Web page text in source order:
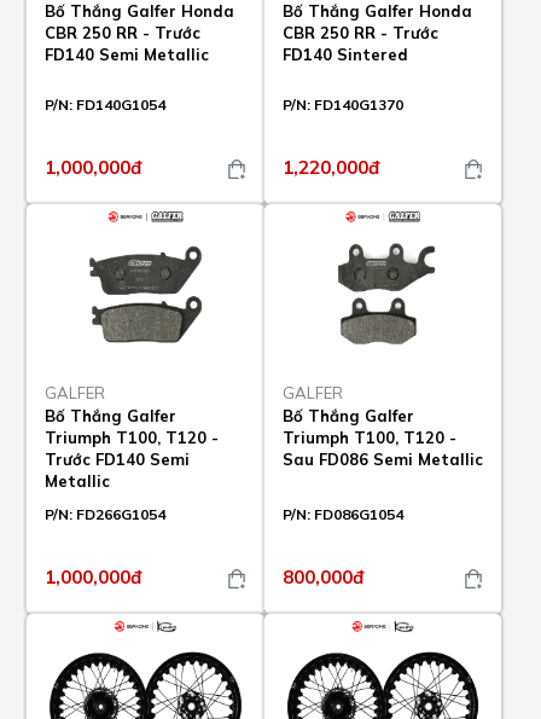
Bố Thắng Galfer Honda
CBR 250 RR - Trước
FD140 Semi Metallic
P/N: FD140G1054
1,000,000đ
Bố Thắng Galfer Honda
CBR 250 RR - Trước
FD140 Sintered
P/N: FD140G1370
1,220,000đ
GALFER
Bố Thắng Galfer
Triumph T100, T120 -
Trước FD140 Semi
Metallic
P/N: FD266G1054
1,000,000đ
GALFER
Bố Thắng Galfer
Triumph T100, T120 -
Sau FD086 Semi Metallic
P/N: FD086G1054
800,000đ